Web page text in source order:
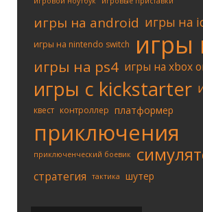
игры на android игры на
игры на nintendo switch
игры
игры на ps4 игры на xbox
игры с kickstarter
квест контроллер платформер
приключения
приключенческий боевик
стратегия тактика шутер